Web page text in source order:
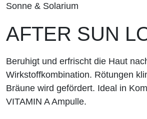
Sonne & Solarium
AFTER SUN
Beruhigt und erfrischt die Haut
Wirkstoffkombina­tion. Rötun­gen
Bräune wird gefördert. Ideal in
VITAMIN A Ampulle.